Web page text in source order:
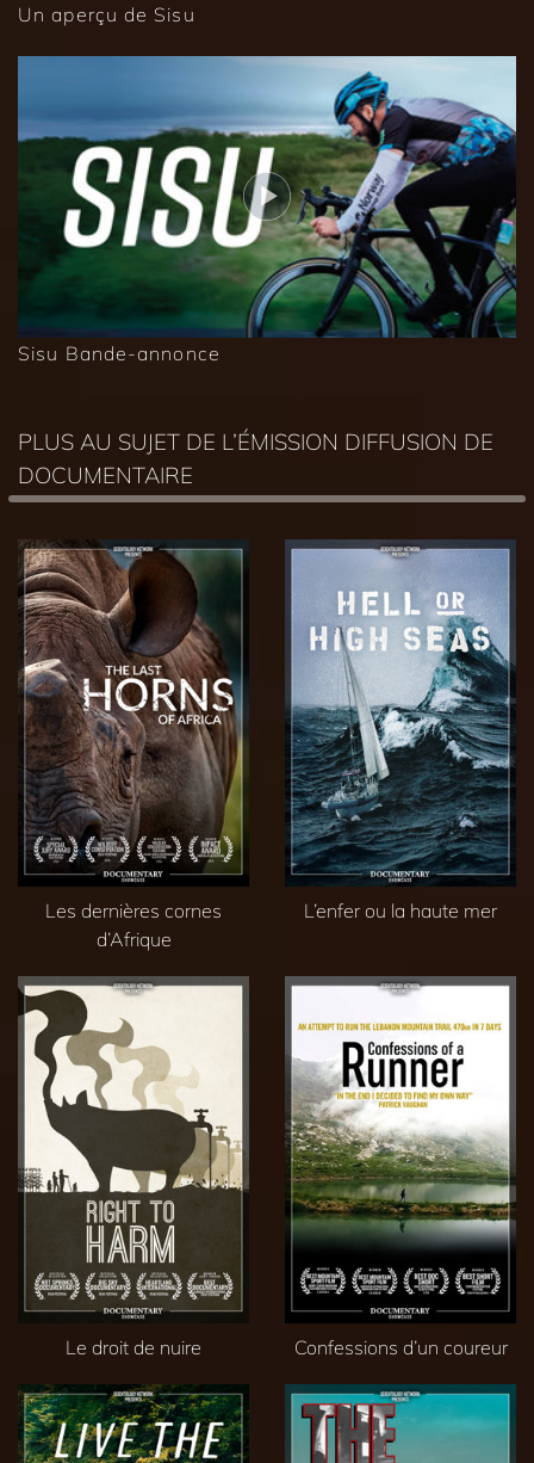
Un aperçu de Sisu
Sisu Bande-annonce
PLUS AU SUJET DE L’ÉMISSION DIFFUSION DE
DOCUMENTAIRE
Les dernières cornes
d’Afrique
L’enfer ou la haute mer
Le droit de nuire Confessions d’un coureur